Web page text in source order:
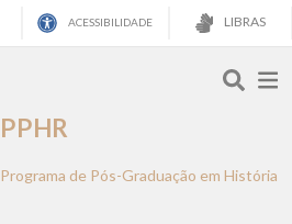
ACESSIBILIDADE LIBRAS
PPHR
Programa de Pós-Graduação em História